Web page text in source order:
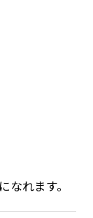
れます。